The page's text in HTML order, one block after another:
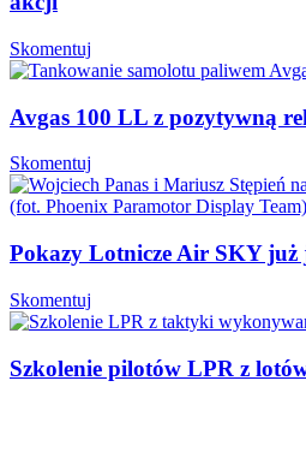
Skomentuj
Avgas 100 LL z pozytywną
Skomentuj
Pokazy Lotnicze Air SKY już
Skomentuj
Szkolenie pilotów LPR z